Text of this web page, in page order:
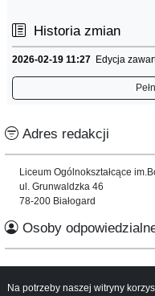
Historia zmian
2026-02-19 11:27 Edycja
Adres redakcji
Liceum Ogólnokształcące
ul. Grunwaldzka 46
78-200 Białogard
Osoby
Informacje o serwisie
Na potrzeby naszej witryny